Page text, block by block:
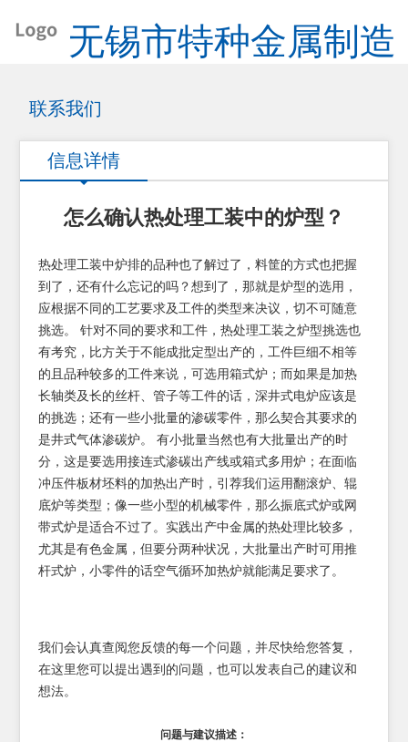
无锡市特种金属制造
有限公司
联系我们
信息详情
怎么确认热处理工装中的炉型？
热处理工装中炉排的品种也了解过了，料筐的方式也把握
到了，还有什么忘记的吗？想到了，那就是炉型的选用，
应根据不同的工艺要求及工件的类型来决议，切不可随意
挑选。 针对不同的要求和工件，热处理工装之炉型挑选也
有考究，比方关于不能成批定型出产的，工件巨细不相等
的且品种较多的工件来说，可选用箱式炉；而如果是加热
长轴类及长的丝杆、管子等工件的话，深井式电炉应该是
的挑选；还有一些小批量的渗碳零件，那么契合其要求的
是井式气体渗碳炉。 有小批量当然也有大批量出产的时
分，这是要选用接连式渗碳出产线或箱式多用炉；在面临
冲压件板材坯料的加热出产时，引荐我们运用翻滚炉、辊
底炉等类型；像一些小型的机械零件，那么振底式炉或网
带式炉是适合不过了。实践出产中金属的热处理比较多，
尤其是有色金属，但要分两种状况，大批量出产时可用推
杆式炉，小零件的话空气循环加热炉就能满足要求了。
我们会认真查阅您反馈的每一个问题，并尽快给您答复，
在这里您可以提出遇到的问题，也可以发表自己的建议和
想法。
问题与建议描述：